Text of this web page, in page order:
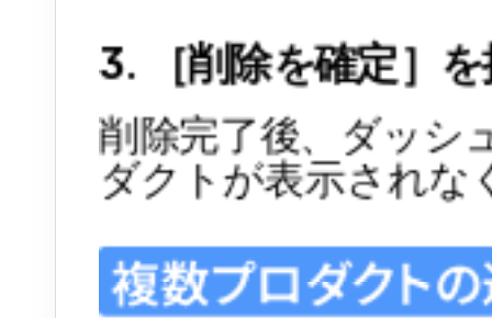
3. ［削除を確定］
削除完了後、ダッシ
ダクトが表示されな
複数プロダクト